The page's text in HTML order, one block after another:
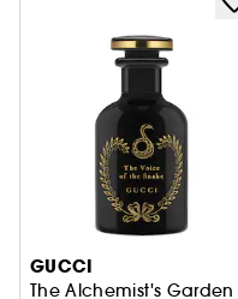
Ignorer le carrousel
GUCCI
The Alchemist's Garden